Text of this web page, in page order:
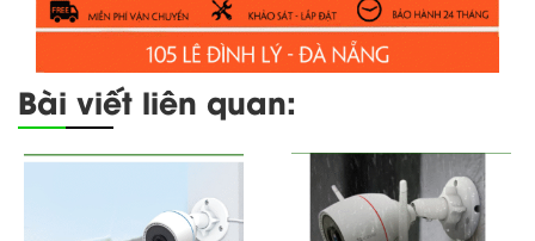
Bài viết liên quan: